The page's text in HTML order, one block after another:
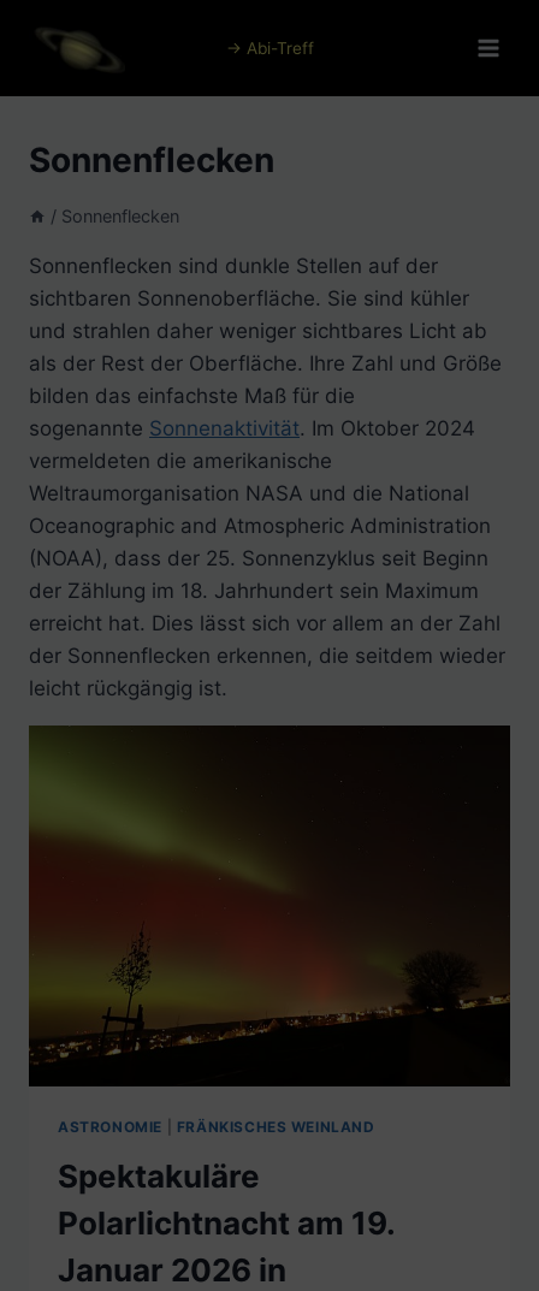
Inhalt
→ Abi-Treff
Sonnenflecken
/ Sonnenflecken
Sonnenflecken sind dunkle Stellen auf der
sichtbaren Sonnenoberfläche. Sie sind kühler
und strahlen daher weniger sichtbares Licht ab
als der Rest der Oberfläche. Ihre Zahl und Größe
bilden das einfachste Maß für die
sogenannte Sonnenaktivität. Im Oktober 2024
vermeldeten die amerikanische
Weltraumorganisation NASA und die National
Oceanographic and Atmospheric Administration
(NOAA), dass der 25. Sonnenzyklus seit Beginn
der Zählung im 18. Jahrhundert sein Maximum
erreicht hat. Dies lässt sich vor allem an der Zahl
der Sonnenflecken erkennen, die seitdem wieder
leicht rückgängig ist.
ASTRONOMIE FRÄNKISCHES WEINLAND
Spektakuläre
Polarlichtnacht am 19.
Januar 2026 in